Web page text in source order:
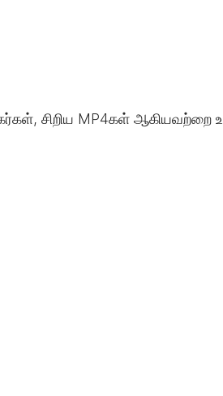
சிறிய MP4கள் ஆகியவற்றை